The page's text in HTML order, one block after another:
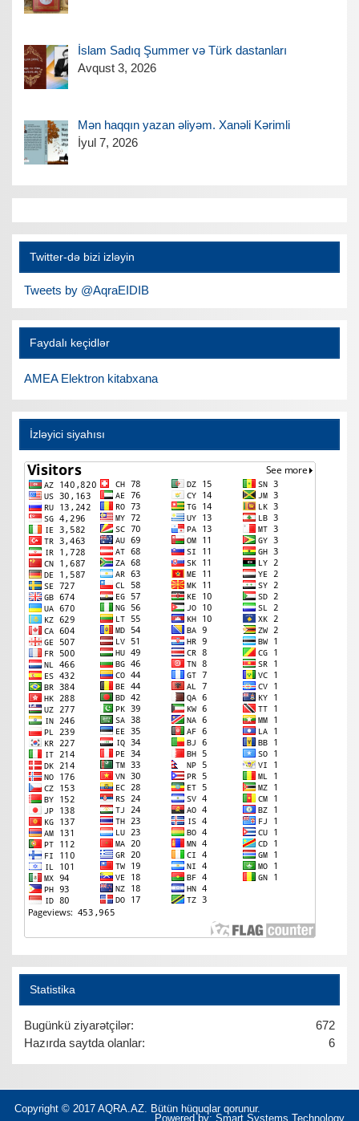
İslam Sadıq Şummer və Türk dastanları
Avqust 3, 2026
Mən haqqın yazan əliyəm. Xanəli Kərimli
İyul 7, 2026
Twitter-də bizi izləyin
Tweets by @AqraEIDIB
Faydalı keçidlər
AMEA Elektron kitabxana
İzləyici siyahısı
Statistika
672
Bugünkü ziyarətçilər:
6
Hazırda saytda olanlar:
Copyright © 2017 AQRA.AZ. Bütün hüquqlar qorunur.
Powered by: Smart Systems Technology